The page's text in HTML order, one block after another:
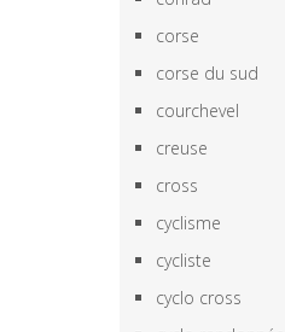
corse
corse du sud
courchevel
creuse
cross
cyclisme
cycliste
cyclo cross